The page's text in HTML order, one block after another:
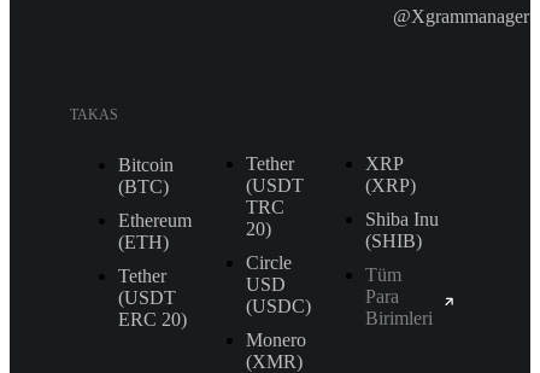
@Xgrammanager
TAKAS
Bitcoin
(BTC)
Ethereum
(ETH)
Tether
(USDT
ERС 20)
Tether
(USDT
TRС
20)
Circle
USD
(USDC)
Monero
(XMR)
XRP
(XRP)
Shiba Inu
(SHIB)
Tüm
Para
Birimleri